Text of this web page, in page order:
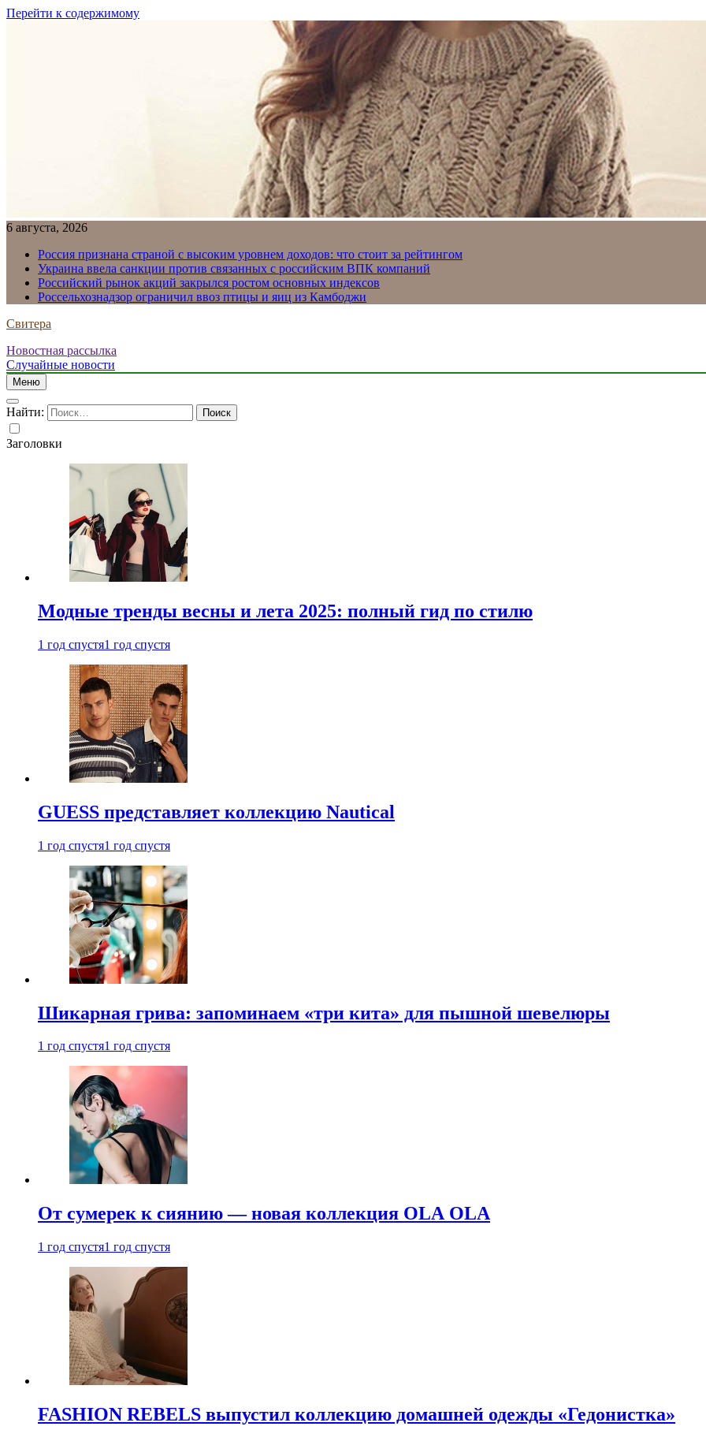
Перейти к содержимому
6 августа, 2026
Россия признана страной с высоким уровнем доходов: что стоит за рейтингом
Украина ввела санкции против связанных с российским ВПК компаний
Российский рынок акций закрылся ростом основных индексов
Россельхознадзор ограничил ввоз птицы и яиц из Камбоджи
Свитера
Новостная рассылка
Случайные новости
Меню
Найти:
Заголовки
Модные тренды весны и лета 2025: полный гид по стилю
1 год спустя1 год спустя
GUESS представляет коллекцию Nautical
1 год спустя1 год спустя
Шикарная грива: запоминаем «три кита» для пышной шевелюры
1 год спустя1 год спустя
От сумерек к сиянию — новая коллекция OLA OLA
1 год спустя1 год спустя
FASHION REBELS выпустил коллекцию домашней одежды «Гедонистка»